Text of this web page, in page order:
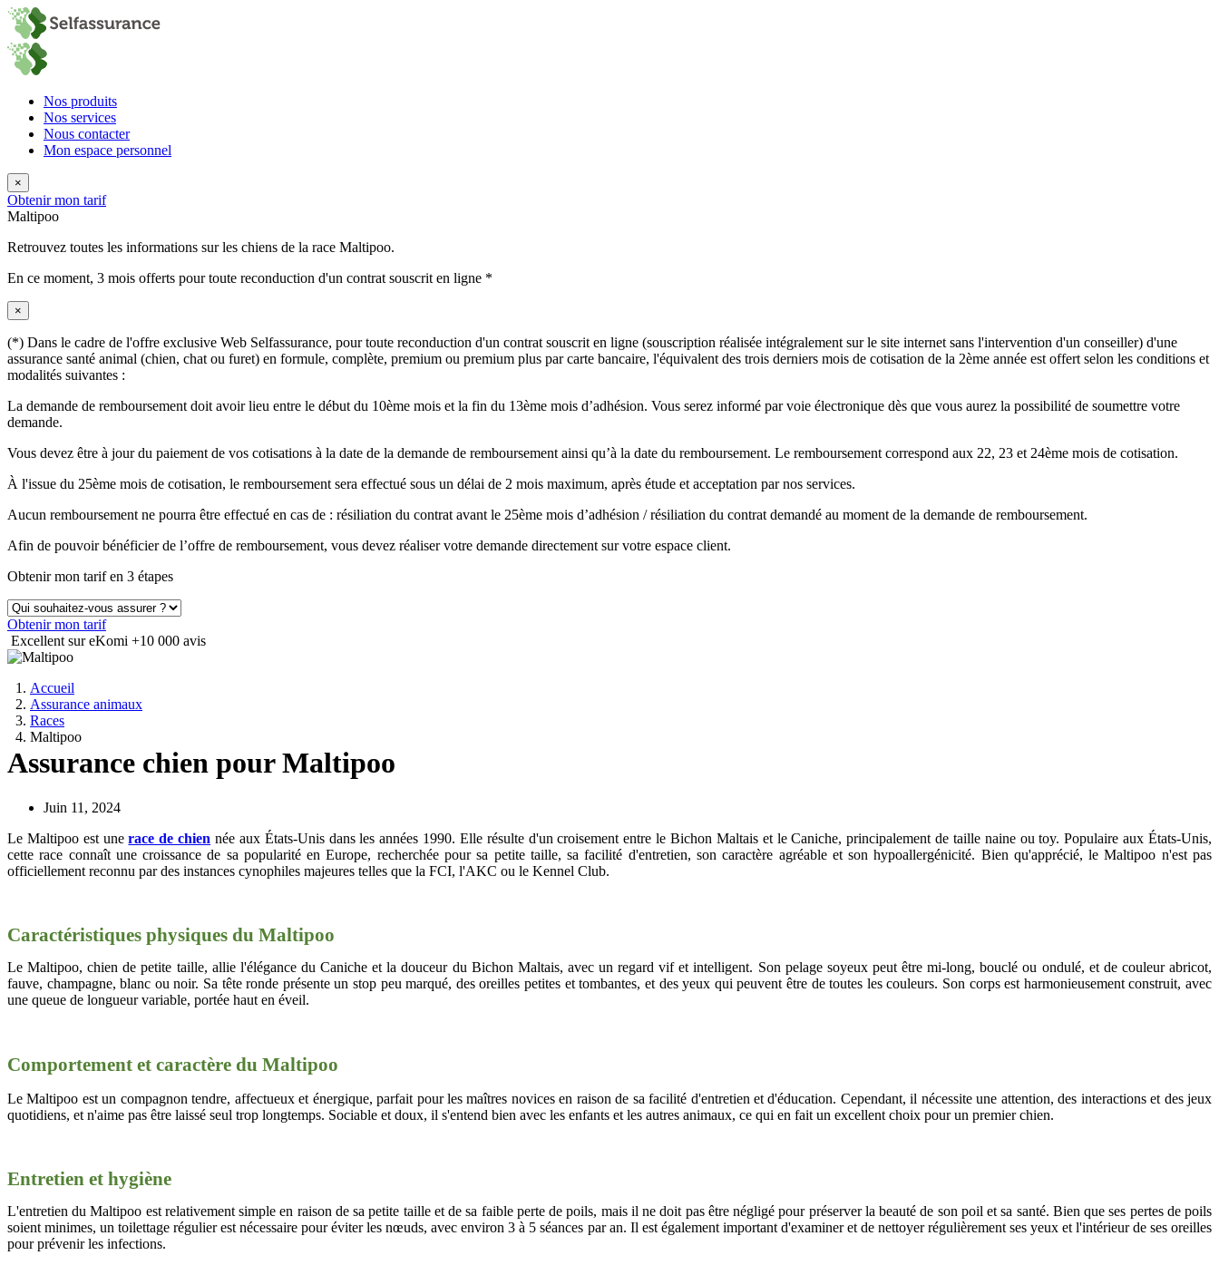
Nos produits
Nos services
Nous contacter
Mon espace personnel
×
Obtenir mon tarif
Maltipoo
Retrouvez toutes les informations sur les chiens de la race Maltipoo.
En ce moment, 3 mois offerts pour toute reconduction d'un contrat souscrit en ligne *
×
(*) Dans le cadre de l'offre exclusive Web Selfassurance, pour toute reconduction d'un contrat souscrit en ligne (souscription réalisée intégralement sur le site internet sans l'intervention d'un conseiller) d'une
assurance santé animal (chien, chat ou furet) en formule, complète, premium ou premium plus par carte bancaire, l'équivalent des trois derniers mois de cotisation de la 2ème année est offert selon les conditions et
modalités suivantes :
La demande de remboursement doit avoir lieu entre le début du 10ème mois et la fin du 13ème mois d’adhésion. Vous serez informé par voie électronique dès que vous aurez la possibilité de soumettre votre
demande.
Vous devez être à jour du paiement de vos cotisations à la date de la demande de remboursement ainsi qu’à la date du remboursement. Le remboursement correspond aux 22, 23 et 24ème mois de cotisation.
À l'issue du 25ème mois de cotisation, le remboursement sera effectué sous un délai de 2 mois maximum, après étude et acceptation par nos services.
Aucun remboursement ne pourra être effectué en cas de : résiliation du contrat avant le 25ème mois d’adhésion / résiliation du contrat demandé au moment de la demande de remboursement.
Afin de pouvoir bénéficier de l’offre de remboursement, vous devez réaliser votre demande directement sur votre espace client.
Obtenir mon tarif en 3 étapes
Obtenir mon tarif
Excellent sur eKomi +10 000 avis
Accueil
Assurance animaux
Races
Maltipoo
Assurance chien pour Maltipoo
Juin 11, 2024
Le Maltipoo est unerace de chien née aux États-Unis dans les années 1990. Elle résulte d'un croisement entre le Bichon Maltais et le Caniche, principalement de taille naine ou toy. Populaire aux États-Unis,
cette race connaît une croissance de sa popularité en Europe, recherchée pour sa petite taille, sa facilité d'entretien, son caractère agréable et son hypoallergénicité. Bien qu'apprécié, le Maltipoo n'est pas
officiellement reconnu par des instances cynophiles majeures telles que la FCI, l'AKC ou le Kennel Club.
Caractéristiques physiques du Maltipoo
Le Maltipoo, chien de petite taille, allie l'élégance du Caniche et la douceur du Bichon Maltais, avec un regard vif et intelligent. Son pelage soyeux peut être mi-long, bouclé ou ondulé, et de couleur abricot,
fauve, champagne, blanc ou noir. Sa tête ronde présente un stop peu marqué, des oreilles petites et tombantes, et des yeux qui peuvent être de toutes les couleurs. Son corps est harmonieusement construit, avec
une queue de longueur variable, portée haut en éveil.
Comportement et caractère du Maltipoo
Le Maltipoo est un compagnon tendre, affectueux et énergique, parfait pour les maîtres novices en raison de sa facilité d'entretien et d'éducation. Cependant, il nécessite une attention, des interactions et des jeux
quotidiens, et n'aime pas être laissé seul trop longtemps. Sociable et doux, il s'entend bien avec les enfants et les autres animaux, ce qui en fait un excellent choix pour un premier chien.
Entretien et hygiène
L'entretien du Maltipoo est relativement simple en raison de sa petite taille et de sa faible perte de poils, mais il ne doit pas être négligé pour préserver la beauté de son poil et sa santé. Bien que ses pertes de poils
soient minimes, un toilettage régulier est nécessaire pour éviter les nœuds, avec environ 3 à 5 séances par an. Il est également important d'examiner et de nettoyer régulièrement ses yeux et l'intérieur de ses oreilles
pour prévenir les infections.